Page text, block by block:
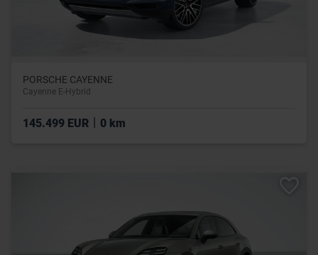
PORSCHE CAYENNE
Cayenne E-Hybrid
145.499 EUR | 0 km